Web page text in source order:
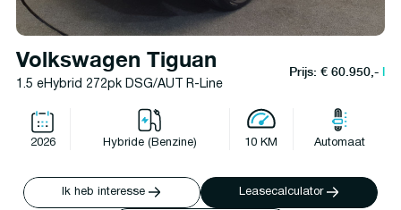
Volkswagen Tiguan
1.5 eHybrid 272pk DSG/AUT R-Line
Prijs: € 60.950,-l
2026 Hybride (Benzine) 10 KM Automaat
Ik heb interesse Leasecalculator